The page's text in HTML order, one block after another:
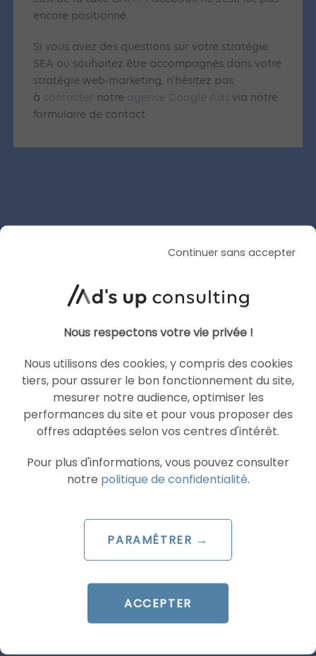
encore positionné.
Si vous avez des questions sur votre stratégie
SEA ou souhaitez être accompagnés dans votre
stratégie web-marketing, n’hésitez pas
à contacter notre agence Google Ads via notre
formulaire de contact.
ARTICLE DE BLOG
décryptage du lancement
Le 20 juillet 2026
Guillaume
Continuer sans accepter
Nous respectons votre vie privée !
Nous utilisons des cookies, y compris des cookies
tiers, pour assurer le bon fonctionnement du site,
mesurer notre audience, optimiser les
performances du site et pour vous proposer des
offres adaptées selon vos centres d'intérêt.
Pour plus d'informations, vous pouvez consulter
notre politique de confidentialité.
PARAMÉTRER →
ACCEPTER